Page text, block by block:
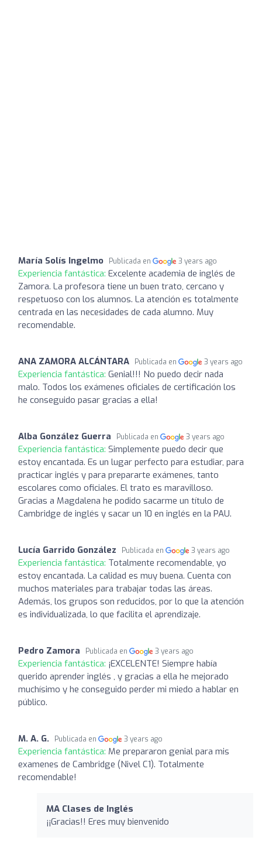
María Solís Ingelmo Publicada en 3 years ago
Experiencia fantástica: Excelente academia de inglés de
Zamora. La profesora tiene un buen trato, cercano y
respetuoso con los alumnos. La atención es totalmente
centrada en las necesidades de cada alumno. Muy
recomendable.
ANA ZAMORA ALCÁNTARA Publicada en 3 years ago
Experiencia fantástica: Genial!!! No puedo decir nada
malo. Todos los exámenes oficiales de certificación los
he conseguido pasar gracias a ella!
Alba González Guerra Publicada en 3 years ago
Experiencia fantástica: Simplemente puedo decir que
estoy encantada. Es un lugar perfecto para estudiar, para
practicar inglés y para prepararte exámenes, tanto
escolares como oficiales. El trato es maravilloso.
Gracias a Magdalena he podido sacarme un título de
Cambridge de inglés y sacar un 10 en inglés en la PAU.
Lucía Garrido González Publicada en 3 years ago
Experiencia fantástica: Totalmente recomendable, yo
estoy encantada. La calidad es muy buena. Cuenta con
muchos materiales para trabajar todas las áreas.
Además, los grupos son reducidos, por lo que la atención
es individualizada, lo que facilita el aprendizaje.
Pedro Zamora Publicada en 3 years ago
Experiencia fantástica: ¡EXCELENTE! Siempre había
querido aprender inglés , y gracias a ella he mejorado
muchísimo y he conseguido perder mi miedo a hablar en
público.
M. A. G. Publicada en 3 years ago
Experiencia fantástica: Me prepararon genial para mis
examenes de Cambridge (Nivel C1). Totalmente
recomendable!
MA Clases de Inglés
¡¡Gracias!! Eres muy bienvenido